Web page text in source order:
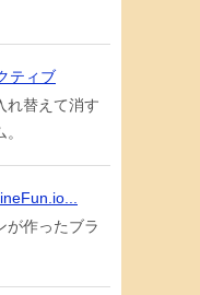
ティブ
れ替えて消す
が作ったブラ